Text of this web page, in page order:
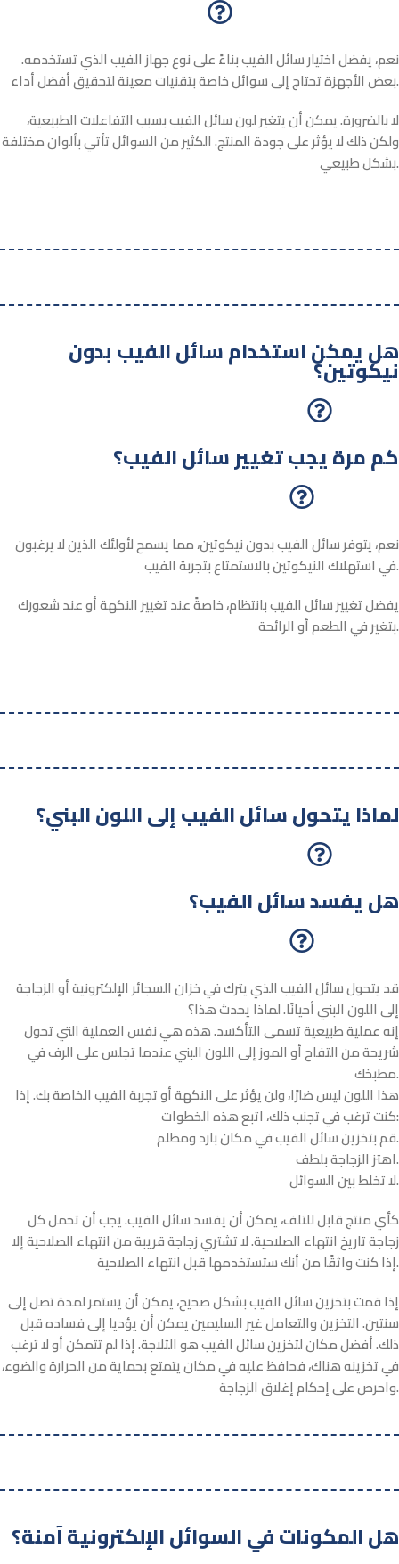
نعم، يفضل اختيار سائل الفيب بناءً على نوع جهاز الفيب الذي تستخدمه.
بعض الأجهزة تحتاج إلى سوائل خاصة بتقنيات معينة لتحقيق أفضل أداء.
لا بالضرورة. يمكن أن يتغير لون سائل الفيب بسبب التفاعلات الطبيعية،
ولكن ذلك لا يؤثر على جودة المنتج. الكثير من السوائل تأتي بألوان مختلفة
بشكل طبيعي.
هل يمكن استخدام سائل الفيب بدون
نيكوتين؟
كم مرة يجب تغيير سائل الفيب؟
نعم، يتوفر سائل الفيب بدون نيكوتين، مما يسمح لأولئك الذين لا يرغبون
في استهلاك النيكوتين بالاستمتاع بتجربة الفيب.
يفضل تغيير سائل الفيب بانتظام، خاصةً عند تغيير النكهة أو عند شعورك
بتغير في الطعم أو الرائحة.
لماذا يتحول سائل الفيب إلى اللون البني؟
هل يفسد سائل الفيب؟
قد يتحول سائل الفيب الذي يترك في خزان السجائر الإلكترونية أو الزجاجة
إلى اللون البني أحيانًا. لماذا يحدث هذا؟
إنه عملية طبيعية تسمى التأكسد. هذه هي نفس العملية التي تحول
شريحة من التفاح أو الموز إلى اللون البني عندما تجلس على الرف في
مطبخك.
هذا اللون ليس ضارًا، ولن يؤثر على النكهة أو تجربة الفيب الخاصة بك. إذا
كنت ترغب في تجنب ذلك، اتبع هذه الخطوات:
قم بتخزين سائل الفيب في مكان بارد ومظلم.
اهتز الزجاجة بلطف.
لا تخلط بين السوائل.
كأي منتج قابل للتلف، يمكن أن يفسد سائل الفيب. يجب أن تحمل كل
زجاجة تاريخ انتهاء الصلاحية. لا تشتري زجاجة قريبة من انتهاء الصلاحية إلا
إذا كنت واثقًا من أنك ستستخدمها قبل انتهاء الصلاحية.
إذا قمت بتخزين سائل الفيب بشكل صحيح، يمكن أن يستمر لمدة تصل إلى
سنتين. التخزين والتعامل غير السليمين يمكن أن يؤديا إلى فساده قبل
ذلك. أفضل مكان لتخزين سائل الفيب هو الثلاجة. إذا لم تتمكن أو لا ترغب
في تخزينه هناك، فحافظ عليه في مكان يتمتع بحماية من الحرارة والضوء،
واحرص على إحكام إغلاق الزجاجة.
هل المكونات في السوائل الإلكترونية آمنة؟